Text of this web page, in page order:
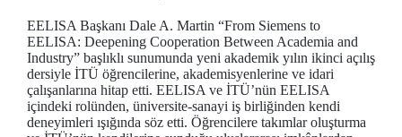
EELISA Başkanı Dale A. Martin “From Siemens to
EELISA: Deepening Cooperation Between Academia and
Industry” başlıklı sunumunda yeni akademik yılın ikinci açılış
dersiyle İTÜ öğrencilerine, akademisyenlerine ve idari
çalışanlarına hitap etti. EELISA ve İTÜ’nün EELISA
içindeki rolünden, üniversite-sanayi iş birliğinden kendi
deneyimleri ışığında söz etti. Öğrencilere takımlar oluşturma